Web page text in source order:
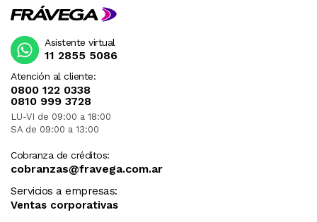
Atención al cliente:
0800 122 0338
0810 999 3728
LU-VI de 09:00 a 18:00
SA de 09:00 a 13:00
Cobranza de créditos:
cobranzas@fravega.com.ar
Servicios a empresas:
Ventas corporativas
Asistente virtual
11 2855 5086